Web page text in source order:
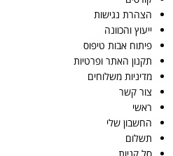
הצהרת נגישות
ייעוץ והכוונה
פיתוח אבות טיפוס
תקנון האתר ופרטיות
מדיניות משלוחים
צור קשר
ראשי
החשבון שלי
תשלום